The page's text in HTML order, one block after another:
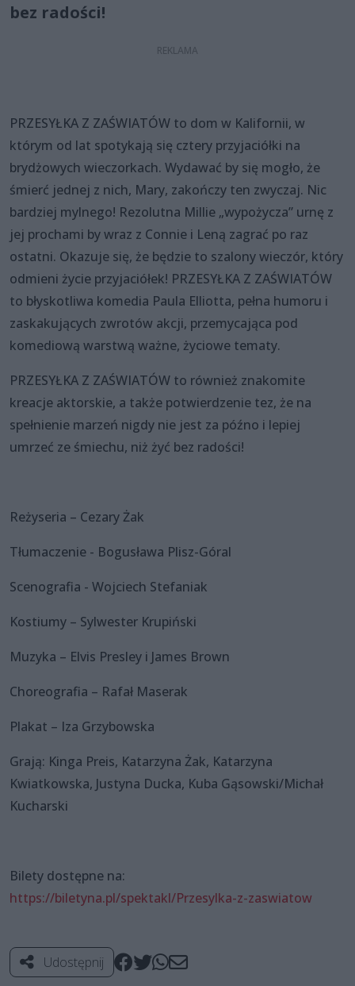
bez radości!
PRZESYŁKA Z ZAŚWIATÓW to dom w Kalifornii, w
którym od lat spotykają się cztery przyjaciółki na
brydżowych wieczorkach. Wydawać by się mogło, że
śmierć jednej z nich, Mary, zakończy ten zwyczaj. Nic
bardziej mylnego! Rezolutna Millie „wypożycza” urnę z
jej prochami by wraz z Connie i Leną zagrać po raz
ostatni. Okazuje się, że będzie to szalony wieczór, który
odmieni życie przyjaciółek! PRZESYŁKA Z ZAŚWIATÓW
to błyskotliwa komedia Paula Elliotta, pełna humoru i
zaskakujących zwrotów akcji, przemycająca pod
komediową warstwą ważne, życiowe tematy.
PRZESYŁKA Z ZAŚWIATÓW to również znakomite
kreacje aktorskie, a także potwierdzenie tez, że na
spełnienie marzeń nigdy nie jest za późno i lepiej
umrzeć ze śmiechu, niż żyć bez radości!
Reżyseria – Cezary Żak
Tłumaczenie - Bogusława Plisz-Góral
Scenografia - Wojciech Stefaniak
Kostiumy – Sylwester Krupiński
Muzyka – Elvis Presley i James Brown
Choreografia – Rafał Maserak
Plakat – Iza Grzybowska
Grają: Kinga Preis, Katarzyna Żak, Katarzyna
Kwiatkowska, Justyna Ducka, Kuba Gąsowski/Michał
Kucharski
Bilety dostępne na:
https://biletyna.pl/spektakl/Przesylka-z-zaswiatow
Udostępnij